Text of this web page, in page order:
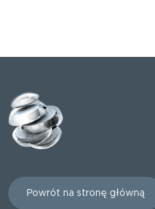
Powrót na stronę główną